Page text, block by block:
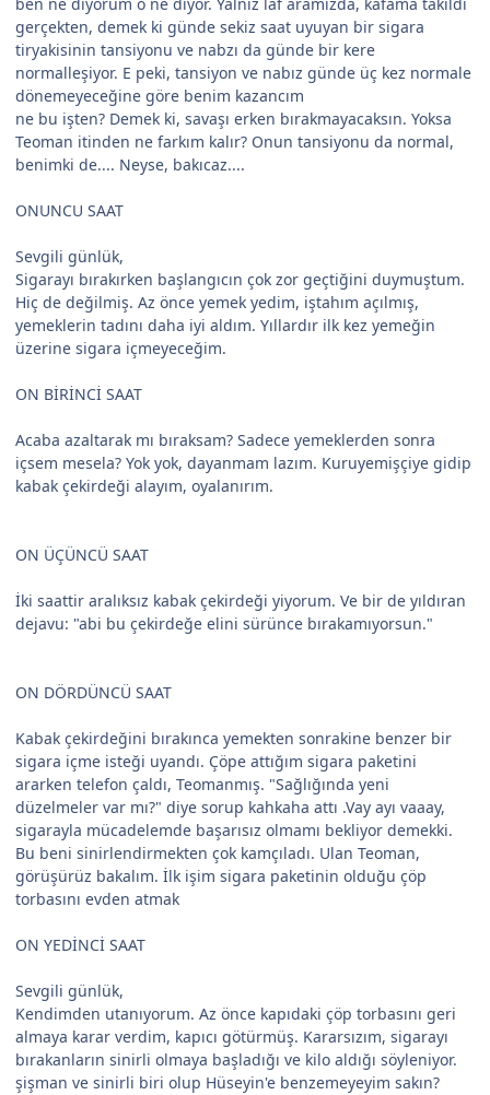
gerçekten, demek ki günde sekiz saat uyuyan bir sigara
tiryakisinin tansiyonu ve nabzı da günde bir kere
normalleşiyor. E peki, tansiyon ve nabız günde üç kez normale
dönemeyeceğine göre benim kazancım
ne bu işten? Demek ki, savaşı erken bırakmayacaksın. Yoksa
Teoman itinden ne farkım kalır? Onun tansiyonu da normal,
benimki de.... Neyse, bakıcaz....
ONUNCU SAAT
Sevgili günlük,
Sigarayı bırakırken başlangıcın çok zor geçtiğini duymuştum.
Hiç de değilmiş. Az önce yemek yedim, iştahım açılmış,
yemeklerin tadını daha iyi aldım. Yıllardır ilk kez yemeğin
üzerine sigara içmeyeceğim.
ON BİRİNCİ SAAT
Acaba azaltarak mı bıraksam? Sadece yemeklerden sonra
içsem mesela? Yok yok, dayanmam lazım. Kuruyemişçiye gidip
kabak çekirdeği alayım, oyalanırım.
ON ÜÇÜNCÜ SAAT
İki saattir aralıksız kabak çekirdeği yiyorum. Ve bir de yıldıran
dejavu: "abi bu çekirdeğe elini sürünce bırakamıyorsun."
ON DÖRDÜNCÜ SAAT
Kabak çekirdeğini bırakınca yemekten sonrakine benzer bir
sigara içme isteği uyandı. Çöpe attığım sigara paketini
ararken telefon çaldı, Teomanmış. "Sağlığında yeni
düzelmeler var mı?" diye sorup kahkaha attı .Vay ayı vaaay,
sigarayla mücadelemde başarısız olmamı bekliyor demekki.
Bu beni sinirlendirmekten çok kamçıladı. Ulan Teoman,
görüşürüz bakalım. İlk işim sigara paketinin olduğu çöp
torbasını evden atmak
ON YEDİNCİ SAAT
Sevgili günlük,
Kendimden utanıyorum. Az önce kapıdaki çöp torbasını geri
almaya karar verdim, kapıcı götürmüş. Kararsızım, sigarayı
bırakanların sinirli olmaya başladığı ve kilo aldığı söyleniyor.
şişman ve sinirli biri olup Hüseyin'e benzemeyeyim sakın?